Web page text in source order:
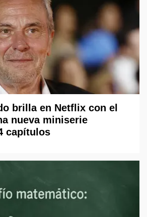
brilla en Netflix con el
nueva miniserie
capítulos